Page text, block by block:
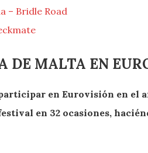
– Bridle Road
DE MALTA EN
en Eurovisión en el
en 32 ocasiones,